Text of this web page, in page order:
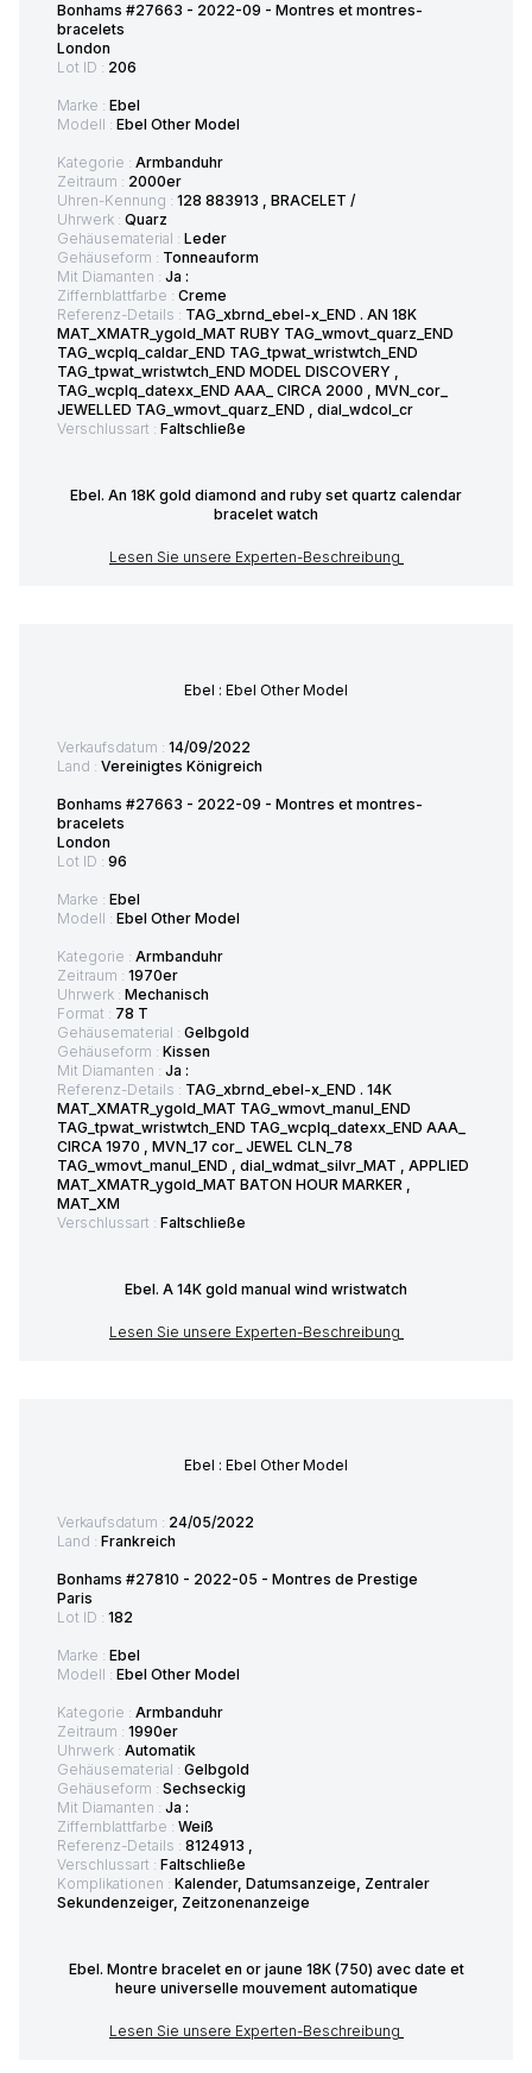
Bonhams #27663 - 2022-09 - Montres et montres-
bracelets
London
Lot ID : 206
Marke : Ebel
Modell : Ebel Other Model
Kategorie : Armbanduhr
Zeitraum : 2000er
Uhren-Kennung : 128 883913 , BRACELET /
Uhrwerk : Quarz
Gehäusematerial : Leder
Gehäuseform : Tonneauform
Mit Diamanten : Ja :
Ziffernblattfarbe : Creme
Referenz-Details : TAG_xbrnd_ebel-x_END . AN 18K
MAT_XMATR_ygold_MAT RUBY TAG_wmovt_quarz_END
TAG_wcplq_caldar_END TAG_tpwat_wristwtch_END
TAG_tpwat_wristwtch_END MODEL DISCOVERY ,
TAG_wcplq_datexx_END AAA_ CIRCA 2000 , MVN_cor_
JEWELLED TAG_wmovt_quarz_END , dial_wdcol_cr
Verschlussart : Faltschließe
Ebel. An 18K gold diamond and ruby set quartz calendar
bracelet watch
Lesen Sie unsere Experten-Beschreibung
Ebel : Ebel Other Model
Verkaufsdatum : 14/09/2022
Land : Vereinigtes Königreich
Bonhams #27663 - 2022-09 - Montres et montres-
bracelets
London
Lot ID : 96
Marke : Ebel
Modell : Ebel Other Model
Kategorie : Armbanduhr
Zeitraum : 1970er
Uhrwerk : Mechanisch
Format : 78 T
Gehäusematerial : Gelbgold
Gehäuseform : Kissen
Mit Diamanten : Ja :
Referenz-Details : TAG_xbrnd_ebel-x_END . 14K
MAT_XMATR_ygold_MAT TAG_wmovt_manul_END
TAG_tpwat_wristwtch_END TAG_wcplq_datexx_END AAA_
CIRCA 1970 , MVN_17 cor_ JEWEL CLN_78
TAG_wmovt_manul_END , dial_wdmat_silvr_MAT , APPLIED
MAT_XMATR_ygold_MAT BATON HOUR MARKER ,
MAT_XM
Verschlussart : Faltschließe
Ebel. A 14K gold manual wind wristwatch
Lesen Sie unsere Experten-Beschreibung
Ebel : Ebel Other Model
Verkaufsdatum : 24/05/2022
Land : Frankreich
Bonhams #27810 - 2022-05 - Montres de Prestige
Paris
Lot ID : 182
Marke : Ebel
Modell : Ebel Other Model
Kategorie : Armbanduhr
Zeitraum : 1990er
Uhrwerk : Automatik
Gehäusematerial : Gelbgold
Gehäuseform : Sechseckig
Mit Diamanten : Ja :
Ziffernblattfarbe : Weiß
Referenz-Details : 8124913 ,
Verschlussart : Faltschließe
Komplikationen : Kalender, Datumsanzeige, Zentraler
Sekundenzeiger, Zeitzonenanzeige
Ebel. Montre bracelet en or jaune 18K (750) avec date et
heure universelle mouvement automatique
Lesen Sie unsere Experten-Beschreibung